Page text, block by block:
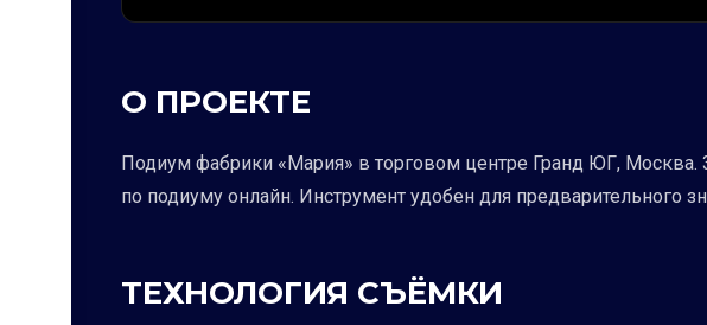
О ПРОЕКТЕ
Подиум фабрики «Мария» в торговом центре Гранд ЮГ, Москва.
по подиуму онлайн. Инструмент удобен для предварительного
ТЕХНОЛОГИЯ СЪЁМКИ